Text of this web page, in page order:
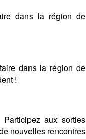
dans la région de
dans la région de
!
aux sorties
nouvelles rencontres